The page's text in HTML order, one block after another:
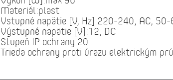
Materiál:plast
Vstupné napätie [V, Hz]:220-240, AC,
Výstupné napätie [V]:12, DC
Stupeň IP ochrany:20
Trieda ochrany proti úrazu elektrickým